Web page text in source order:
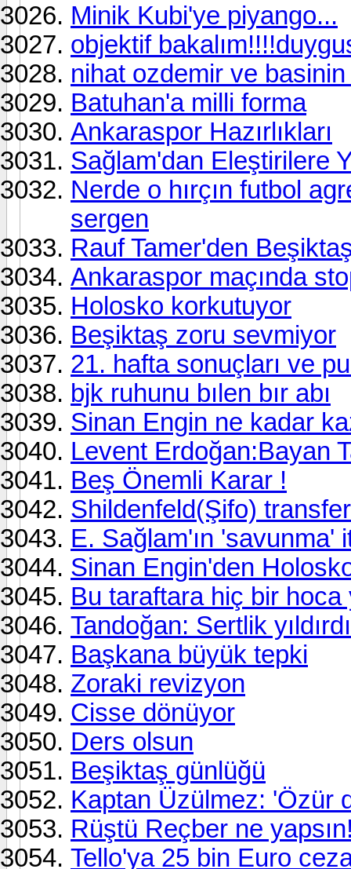
Minik Kubi'ye piyango...
objektif
nihat ozdemir ve
Batuhan'a milli forma
Ankaraspor Hazırlıkları
Sağlam'dan Eleştirilere
Nerde o hırçın futbol
sergen
Rauf Tamer'den
Ankaraspor maçında
Holosko korkutuyor
Beşiktaş zoru sevmiyor
21. hafta sonuçları ve
bjk ruhunu bılen bır abı
Sinan Engin ne kadar
Levent Erdoğan:Bayan
Beş Önemli Karar !
Shildenfeld(Şifo)
E. Sağlam'ın 'savunma'
Sinan Engin'den
Bu taraftara hiç bir hoca
Tandoğan: Sertlik yıldırdı
Başkana büyük tepki
Zoraki revizyon
Cisse dönüyor
Ders olsun
Beşiktaş günlüğü
Kaptan Üzülmez: 'Özür
Rüştü Reçber ne
Tello'ya 25 bin Euro